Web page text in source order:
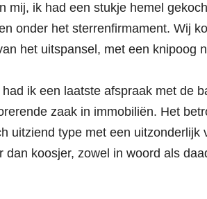
mij, ik had een stukje hemel
onder het sterrenfirmament. Wij
het uitspansel, met een knipoog
ik een laatste afspraak met de
zaak in immobiliën. Het
uitziend type met een uitzonderlijk
dan koosjer, zowel in woord als